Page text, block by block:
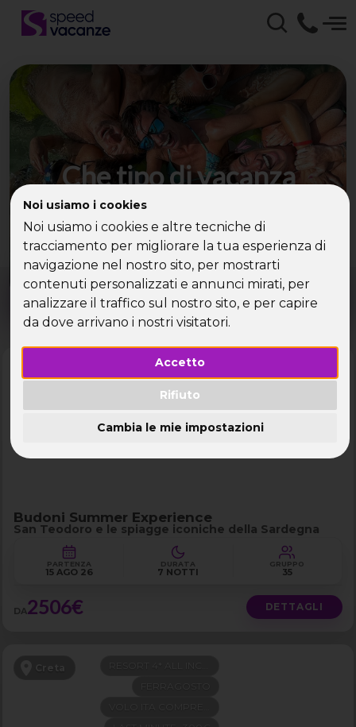
Noi usiamo i cookies
Noi usiamo i cookies e altre tecniche di
tracciamento per migliorare la tua esperienza di
navigazione nel nostro sito, per mostrarti
contenuti personalizzati e annunci mirati, per
analizzare il traffico sul nostro sito, e per capire
da dove arrivano i nostri visitatori.
Accetto
Rifiuto
Cambia le mie impostazioni
Che tipo di vacanza
cerchi?
Scegli la tua destinazione tra le diverse proposte
di Speed Vacanze®
Dove? Quando?
Tutto l'anno
VOLI E TRAGHETTI DISPONIBILI
SOFT ALL INCLUSIVE
Budoni Summer Experience
San Teodoro e le spiagge iconiche della Sardegna
PARTENZA
15 AGO 26
DURATA
7 NOTTI
GRUPPO
35
DA 2506€ DETTAGLI
Creta